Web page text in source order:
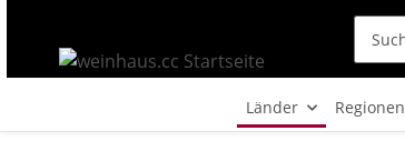
Länder Regionen